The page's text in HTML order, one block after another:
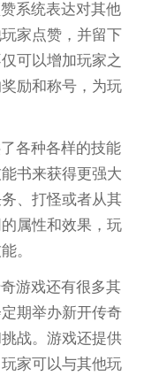
系统表达对其他
家点赞，并留下
可以增加玩家之
励和称号，为玩
各种各样的技能
书来获得更强大
、打怪或者从其
属性和效果，玩
。
游戏还有很多其
期举办新开传奇
战。游戏还提供
家可以与其他玩